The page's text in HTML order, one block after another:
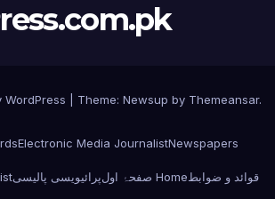
Theme: Newsup by Themeansar.
Electronic Media JournalistNewspapers
پرائیویسی پالیسی صفحۂ اول Homeقوائد و ضوابط